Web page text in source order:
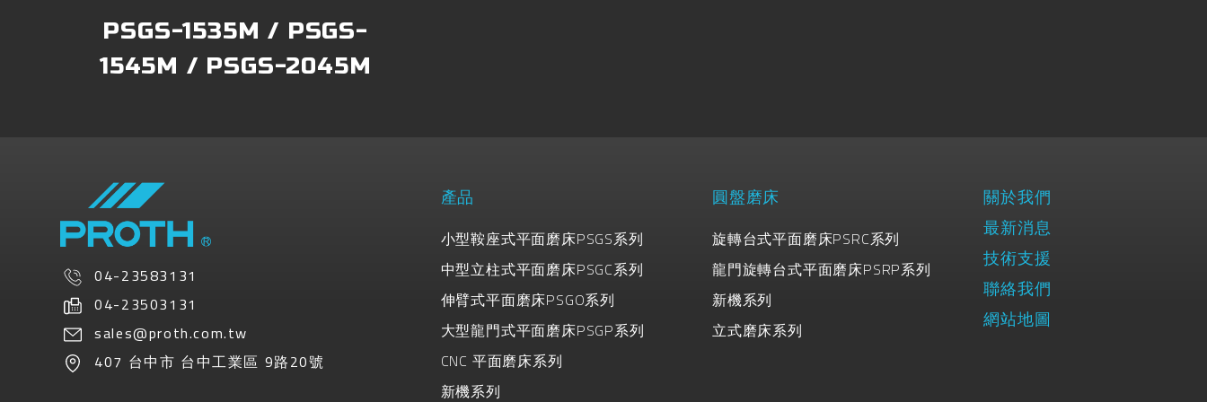
PSGS-1535M / PSGS-
1545M / PSGS-2045M
04-23583131
04-23503131
sales@proth.com.tw
407 台中市 台中工業區 9路20號
產品
小型鞍座式平面磨床PSGS系列
中型立柱式平面磨床PSGC系列
伸臂式平面磨床PSGO系列
大型龍門式平面磨床PSGP系列
CNC 平面磨床系列
新機系列
圓盤磨床
旋轉台式平面磨床PSRC系列
龍門旋轉台式平面磨床PSRP系列
新機系列
立式磨床系列
關於我們
最新消息
技術支援
聯絡我們
網站地圖